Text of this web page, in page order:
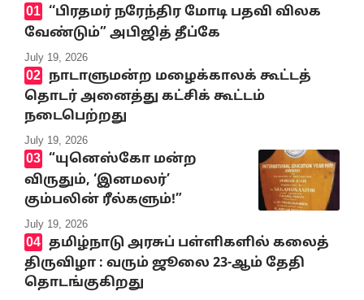
‘‘பிரதமர் நரேந்திர மோடி பதவி விலக
வேண்டும்” அபிஜித் தீப்கே
July 19, 2026
நாடாளுமன்ற மழைக்காலக் கூட்டத்
தொடர் அனைத்து கட்சிக் கூட்டம்
நடைபெற்றது
July 19, 2026
“யுனெஸ்கோ மன்ற
விருதும், ‘இனமலர்’
கும்பலின் ரீல்களும்!”
July 19, 2026
தமிழ்நாடு அரசுப் பள்ளிகளில் கலைத்
திருவிழா : வரும் ஜூலை 23-ஆம் தேதி
தொடங்குகிறது